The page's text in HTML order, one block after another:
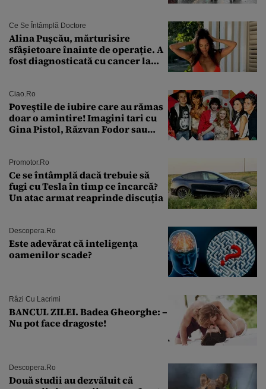
București. Pe ce dată ninge
Ce Se Întâmplă Doctore
Alina Pușcău, mărturisire
sfâșietoare înainte de operație. A
fost diagnosticată cu cancer la
îmi salvez viața”
Ciao.ro
Poveştile de iubire care au rămas
doar o amintire! Imagini tari cu
Gina Pistol, Răzvan Fodor sau
Promotor.ro
Ce se întâmplă dacă trebuie să
fugi cu Tesla în timp ce încarcă?
Un atac armat reaprinde discuția
Descopera.ro
Este adevărat că inteligența
oamenilor scade?
Râzi Cu Lacrimi
BANCUL ZILEI. Badea Gheorghe: –
Nu pot face dragoste!
Descopera.ro
Două studii au dezvăluit că